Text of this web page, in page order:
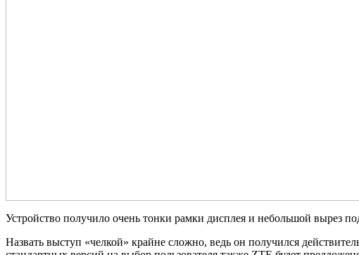
Устройство получило очень тонки рамки дисплея и небольшой вырез
Назвать выступ «челкой» крайне сложно, ведь он получился